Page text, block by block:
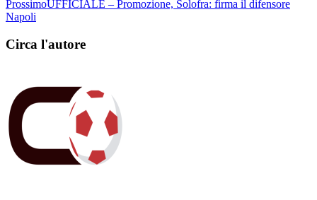
ProssimoUFFICIALE – Promozione, Solofra: firma il difensore
Napoli
Circa l'autore